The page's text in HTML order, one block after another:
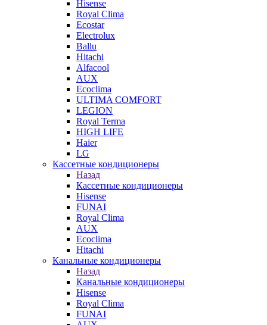
Hisense
Royal Clima
Ecostar
Electrolux
Ballu
Hitachi
Alfacool
AUX
Ecoclima
ULTIMA COMFORT
LEGION
Royal Terma
HIGH LIFE
Haier
LG
Кассетные кондиционеры
Назад
Кассетные кондиционеры
Hisense
FUNAI
Royal Clima
AUX
Ecoclima
Hitachi
Канальные кондиционеры
Назад
Канальные кондиционеры
Hisense
Royal Clima
FUNAI